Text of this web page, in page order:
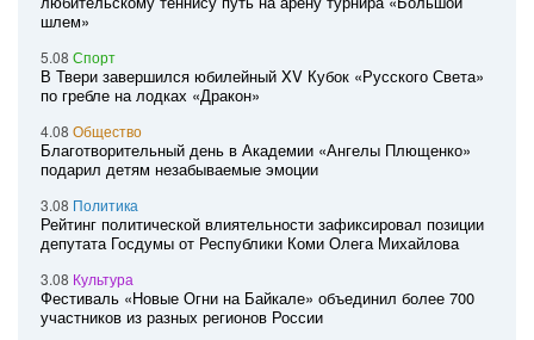
шлем»
5.08 Спорт
В Твери завершился юбилейный XV Кубок «Русского Света»
по гребле на лодках «Дракон»
4.08 Общество
Благотворительный день в Академии «Ангелы Плющенко»
подарил детям незабываемые эмоции
3.08 Политика
Рейтинг политической влиятельности зафиксировал позиции
депутата Госдумы от Республики Коми Олега Михайлова
3.08 Культура
Фестиваль «Новые Огни на Байкале» объединил более 700
участников из разных регионов России